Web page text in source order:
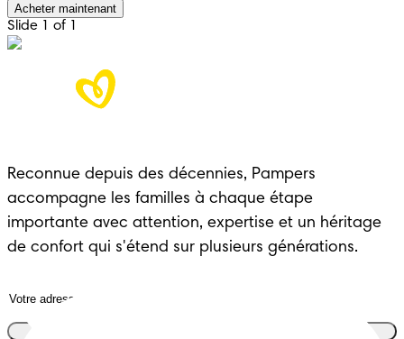
Acheter maintenant
Slide 1 of 1
Reconnue depuis des décennies, Pampers
accompagne les familles à chaque étape
importante avec attention, expertise et un héritage
de confort qui s'étend sur plusieurs générations.